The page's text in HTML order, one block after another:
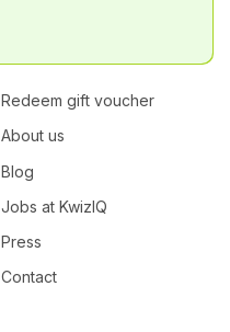
Redeem gift voucher
About us
Blog
Jobs at KwizIQ
Press
Contact